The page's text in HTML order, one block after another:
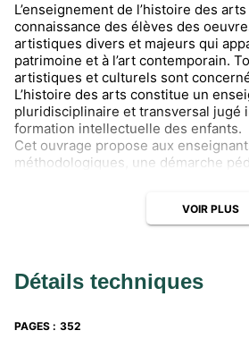
L’enseignement de l’histoire des
connaissance des élèves des
artistiques divers et majeurs qui
patrimoine et à l’art contemporain.
artistiques et culturels sont
L’histoire des arts constitue un
pluridisciplinaire et transversal jugé
formation intellectuelle des enfants.
Cet ouvrage propose aux
méthodologiques, une démarche
À ces fins, il s’organise en trois
enseignement transdisciplinaire ?
méthodologiques pour savoir choisir
VOIR PLUS
Détails techniques
PAGES : 352